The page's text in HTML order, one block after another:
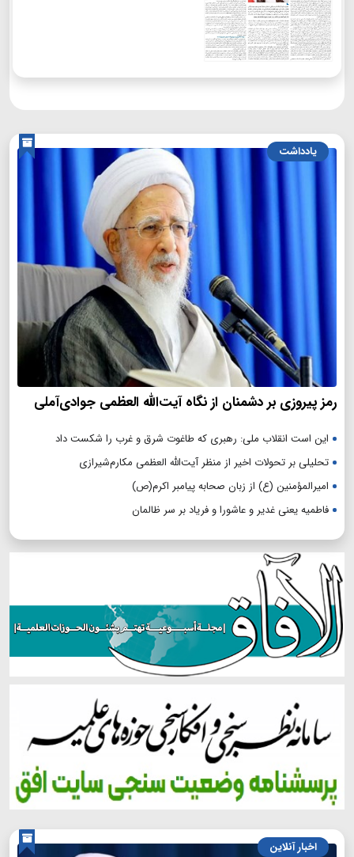
یادداشت
رمز پیروزی بر دشمنان از نگاه آیت‌الله العظمی جوادی‌آملی
این است انقلاب ملی: رهبری که طاغوت شرق و غرب را شکست داد
تحلیلی بر تحولات اخیر از منظر آیت‌الله العظمی مکارم‌شیرازی
امیرالمؤمنین (ع) از زبان صحابه پیامبر اکرم(ص)
فاطمیه یعنی غدیر و عاشورا و فریاد بر سر ظالمان
اخبار آنلاین